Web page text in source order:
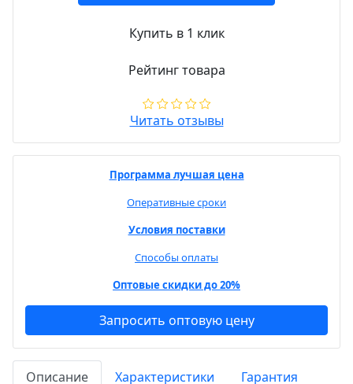
Купить в 1 клик
Рейтинг товара
Читать отзывы
Программа лучшая цена
Оперативные сроки
Условия поставки
Способы оплаты
Оптовые скидки до 20%
Запросить оптовую цену
Описание Характеристики
Гарантия